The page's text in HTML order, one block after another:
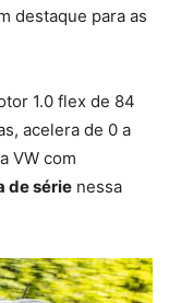
destaque para as
1.0 flex de 84
acelera de 0 a
VW com
de série nessa